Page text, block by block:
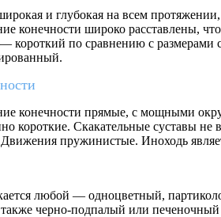
и глубокая на всем
конечности широко расставлены,
короткий по сравнению с размерами
конечности прямые, с мощными
короткие. Скакательные суставы
пружинистые. Иноходь
любой — одноцветный,
также черно-подпалый или